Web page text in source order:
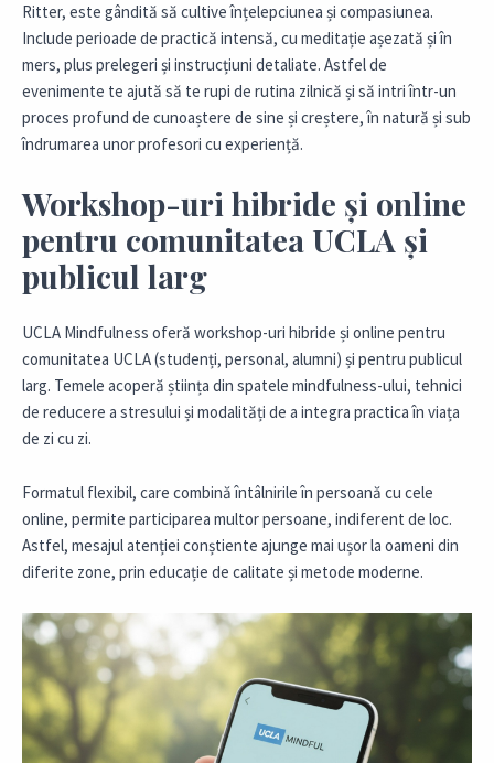
Ritter, este gândită să cultive înțelepciunea și compasiunea.
Include perioade de practică intensă, cu meditație așezată și în
mers, plus prelegeri și instrucțiuni detaliate. Astfel de
evenimente te ajută să te rupi de rutina zilnică și să intri într-un
proces profund de cunoaștere de sine și creștere, în natură și sub
îndrumarea unor profesori cu experiență.
Workshop-uri hibride și online
pentru comunitatea UCLA și
publicul larg
UCLA Mindfulness oferă workshop-uri hibride și online pentru
comunitatea UCLA (studenți, personal, alumni) și pentru publicul
larg. Temele acoperă știința din spatele mindfulness-ului, tehnici
de reducere a stresului și modalități de a integra practica în viața
de zi cu zi.
Formatul flexibil, care combină întâlnirile în persoană cu cele
online, permite participarea multor persoane, indiferent de loc.
Astfel, mesajul atenției conștiente ajunge mai ușor la oameni din
diferite zone, prin educație de calitate și metode moderne.